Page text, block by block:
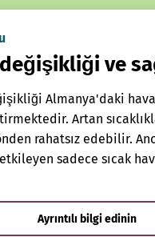
ve
Almanya'daki hava
Artan
rahatsız edebilir.
sadece sıcak
Ayrıntılı bilgi edinin